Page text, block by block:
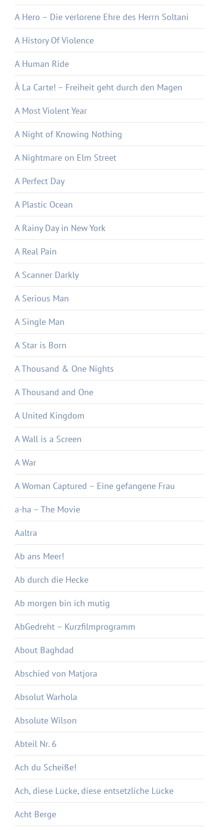
A Hero – Die verlorene Ehre des Herrn Soltani
A History Of Violence
A Human Ride
À La Carte! – Freiheit geht durch den Magen
A Most Violent Year
A Night of Knowing Nothing
A Nightmare on Elm Street
A Perfect Day
A Plastic Ocean
A Rainy Day in New York
A Real Pain
A Scanner Darkly
A Serious Man
A Single Man
A Star is Born
A Thousand & One Nights
A Thousand and One
A United Kingdom
A Wall is a Screen
A War
A Woman Captured – Eine gefangene Frau
a-ha – The Movie
Aaltra
Ab ans Meer!
Ab durch die Hecke
Ab morgen bin ich mutig
AbGedreht – Kurzfilmprogramm
About Baghdad
Abschied von Matjora
Absolut Warhola
Absolute Wilson
Abteil Nr. 6
Ach du Scheiße!
Ach, diese Lücke, diese entsetzliche Lücke
Acht Berge